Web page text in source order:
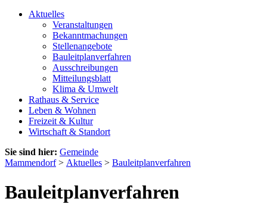
Aktuelles
Veranstaltungen
Bekanntmachungen
Stellenangebote
Bauleitplanverfahren
Ausschreibungen
Mitteilungsblatt
Klima & Umwelt
Rathaus & Service
Leben & Wohnen
Freizeit & Kultur
Wirtschaft & Standort
Sie sind hier: Gemeinde
Mammendorf> Aktuelles > Bauleitplanverfahren
Bauleitplanverfahren